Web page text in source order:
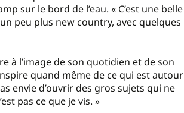
sur le bord de l’eau. « C’est une belle
peu plus new country, avec quelques
à l’image de son quotidien et de son
quand même de ce qui est autour
envie d’ouvrir des gros sujets qui ne
pas ce que je vis. »